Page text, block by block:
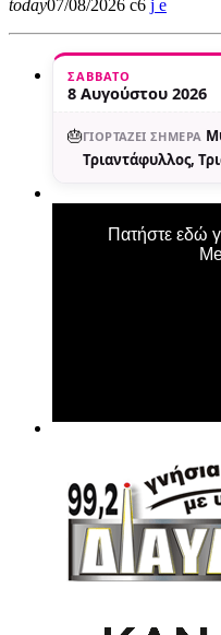
today07/08/2026 6
ΣΆΒΒΑΤΟ
8 Αυγούστου 2026
🎂ΓΙΟΡΤΆΖΕΙ ΣΉΜΕΡΑ
Τριαντάφυλλος,
Πατήστε εδώ